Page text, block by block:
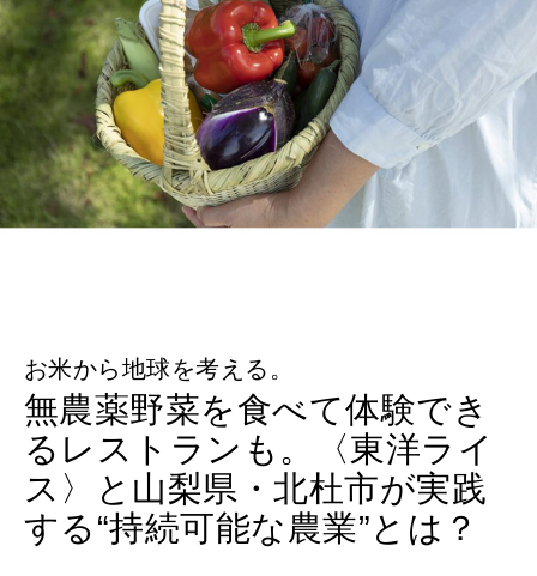
CULTURE
自分を耕す
WORK&MONEY
いい人生って？
2026年9月号「北海道 おいしく遊ぶ、夏のご褒美旅。」
2026年8月号『お茶の時間です。』
2026年7月号「鎌倉 ローカルが 教えてくれた 本当の歩き方。」
MAGAZINE MOOK
お米から地球を考える。
無農薬野菜を食べて体験でき
るレストランも。〈東洋ライ
ス〉と山梨県・北杜市が実践
する“持続可能な農業”とは？